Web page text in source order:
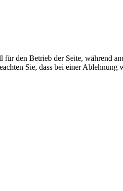
den Betrieb der Seite, während
Sie, dass bei einer